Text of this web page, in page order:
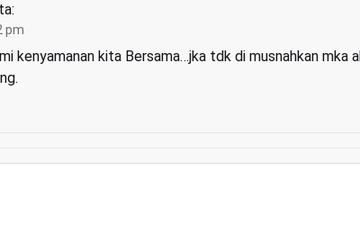
pm
kenyamanan kita Bersama…jka tdk di musnahkan mka